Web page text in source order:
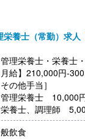
栄養士（常勤）求人
管理栄養士・栄養士
月給】210,000円-
その他手当］
管理栄養士 10,000
栄養士、調理師
勤手当】あり ※規
飲食